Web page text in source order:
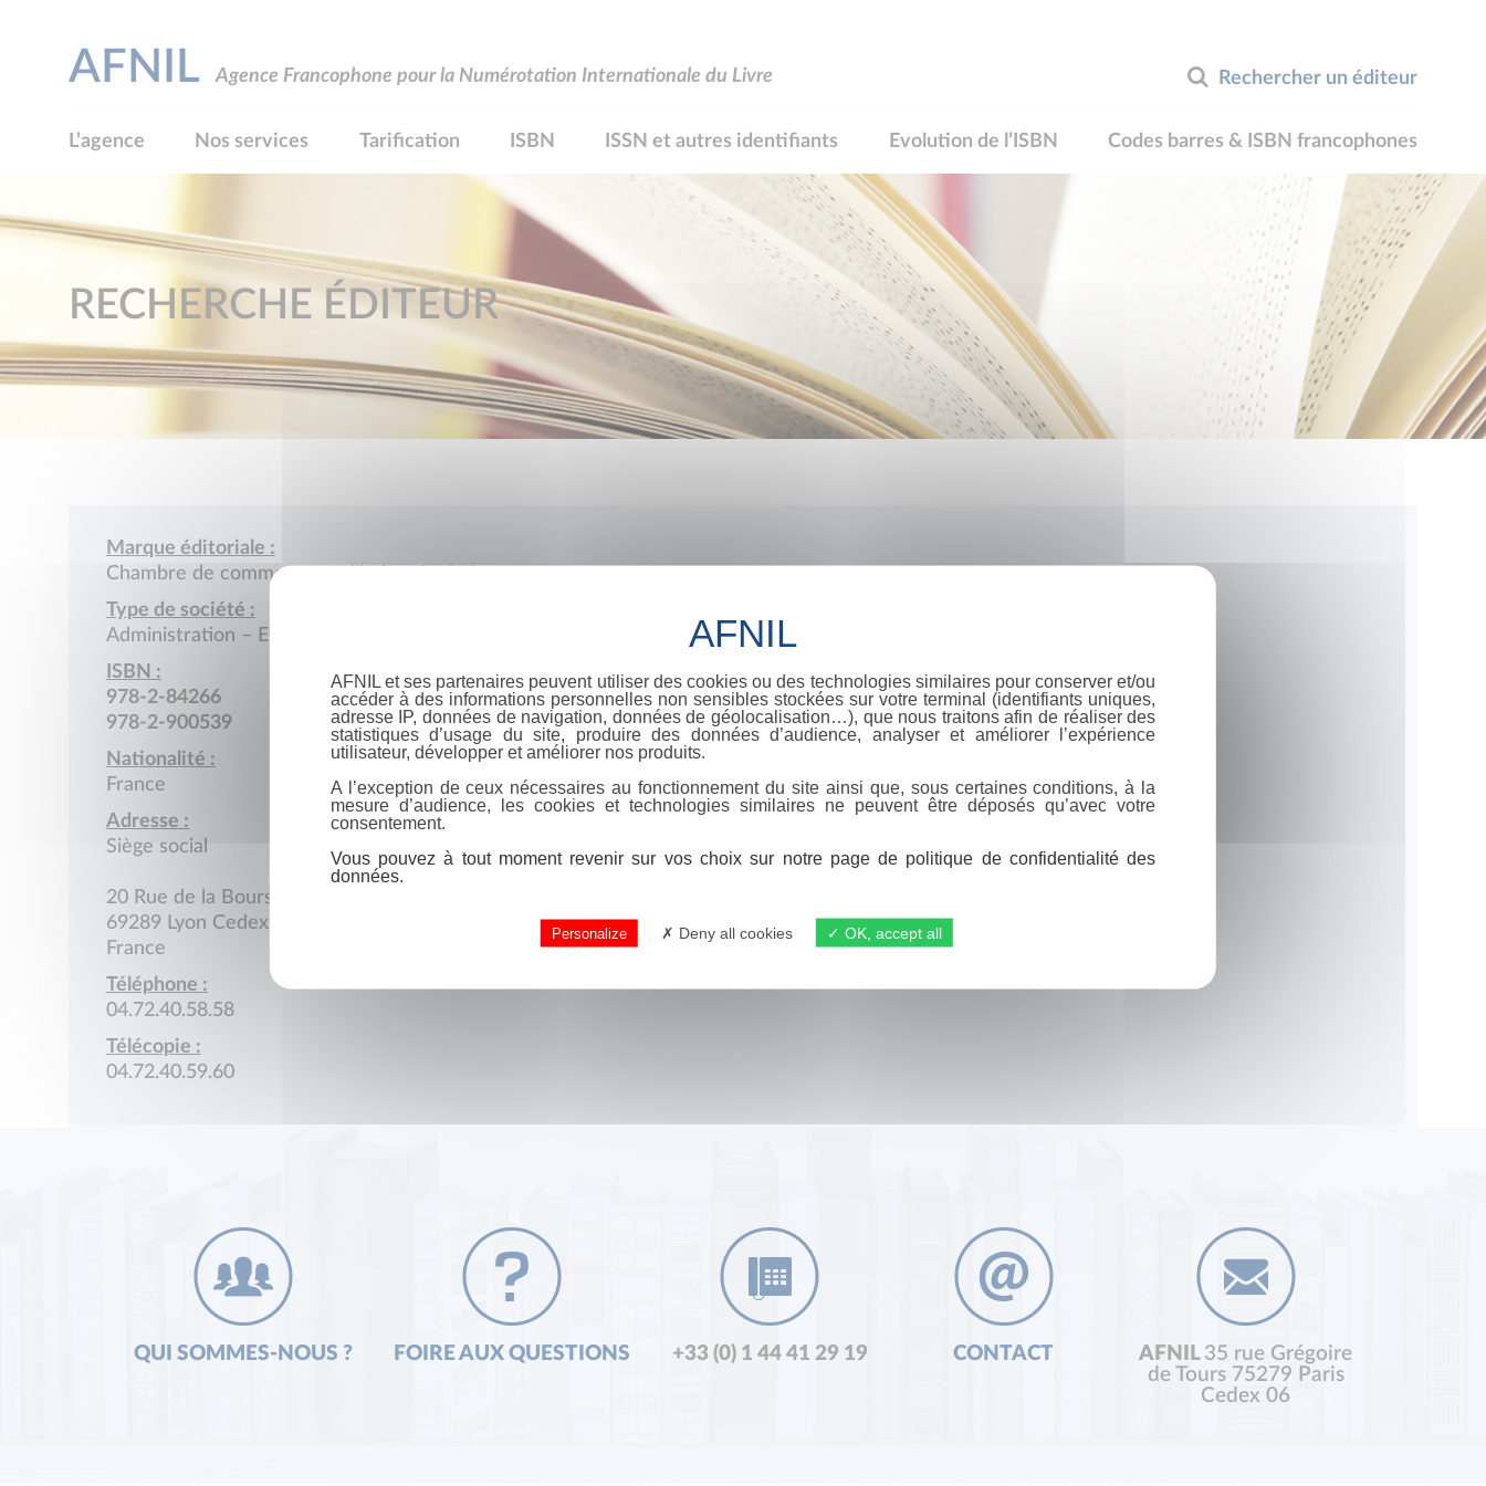
Rechercher un éditeur
AFNIL Agence Francophone pour la Numérotation Internationale du Livre
L’agence Nos services Tarification ISBN ISSN et autres identifiants Evolution de l’ISBN Codes barres & ISBN francophones
RECHERCHE ÉDITEUR
Marque éditoriale :
Chambre de commerce et d'industrie de Lyon
Type de société :
Administration – Etablissement public
ISBN :
978-2-84266
978-2-900539
Nationalité :
France
Adresse :
Siège social
20 Rue de la Bourse
69289 Lyon Cedex 02
France
Téléphone :
04.72.40.58.58
Télécopie :
04.72.40.59.60
QUI SOMMES-NOUS ? FOIRE AUX QUESTIONS +33 (0) 1 44 41 29 19 CONTACT AFNIL 35 rue Grégoire
de Tours 75279 Paris
Cedex 06
AFNIL et ses partenaires peuvent utiliser des cookies ou des technologies similaires pour conserver et/ou
accéder à des informations personnelles non sensibles stockées sur votre terminal (identifiants uniques,
adresse IP, données de navigation, données de géolocalisation…), que nous traitons afin de réaliser des
statistiques d’usage du site, produire des données d’audience, analyser et améliorer l’expérience
utilisateur, développer et améliorer nos produits.
A l’exception de ceux nécessaires au fonctionnement du site ainsi que, sous certaines conditions, à la
mesure d’audience, les cookies et technologies similaires ne peuvent être déposés qu’avec votre
consentement.
Vous pouvez à tout moment revenir sur vos choix sur notre page de politique de confidentialité des
données.
Personalize Deny all cookies OK, accept all